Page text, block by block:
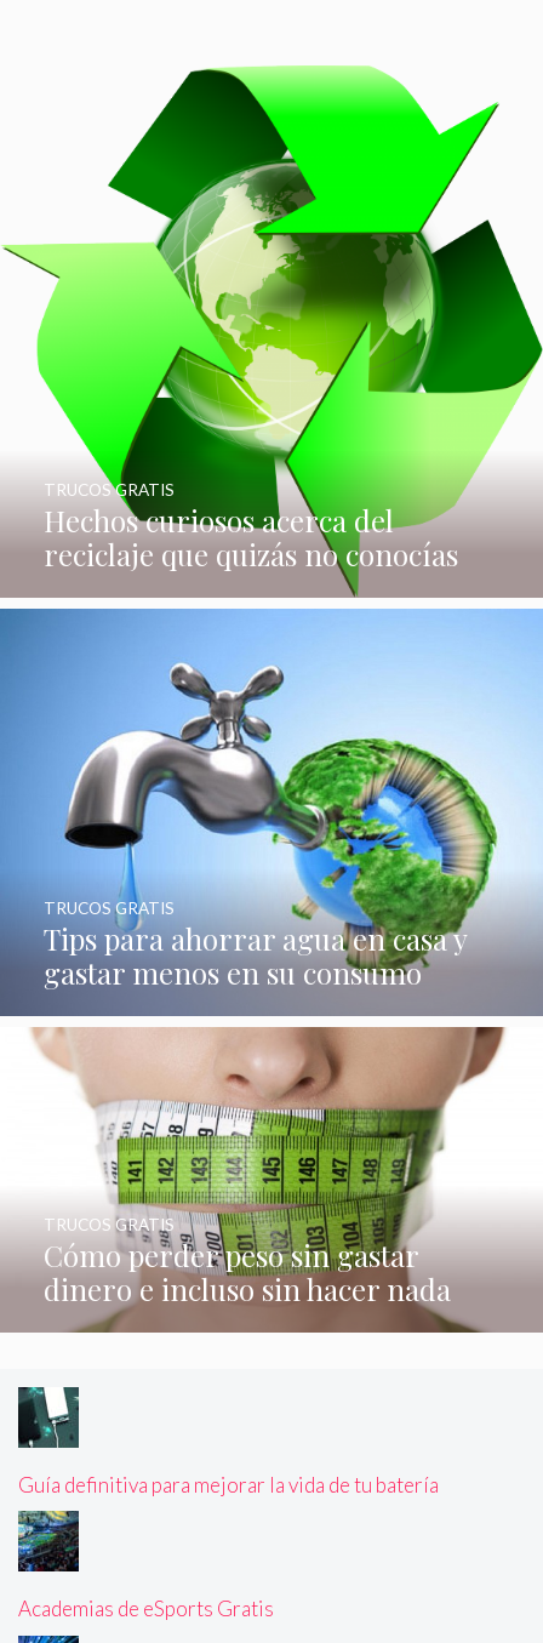
Hechos curiosos acerca del
reciclaje que quizás no conocías
TRUCOS GRATIS
Tips para ahorrar agua en casa y
gastar menos en su consumo
TRUCOS GRATIS
Cómo perder peso sin gastar
dinero e incluso sin hacer nada
TRUCOS GRATIS
Guía definitiva para mejorar la vida de tu batería
Academias de eSports Gratis